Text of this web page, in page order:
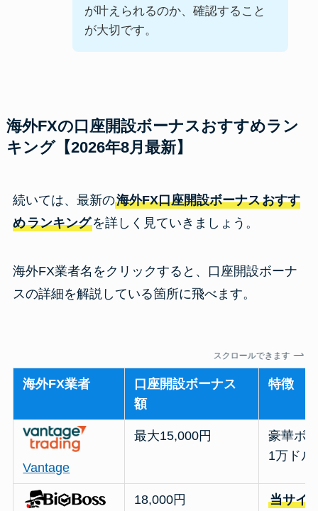
が叶えられるのか、確認すること
が大切です。
海外FXの口座開設ボーナスおすすめラン
キング【2026年8月最新】
続いては、最新の海外FX口座開設ボーナスおすす
めランキングを詳しく見ていきましょう。
海外FX業者名をクリックすると、口座開設ボーナ
スの詳細を解説している箇所に飛べます。
スクロールできます
海外FX業者
口座開設ボーナス
額
特徴
Vantage
最大15,000円
豪華ボ
1万ドル
18,000円
当サイ